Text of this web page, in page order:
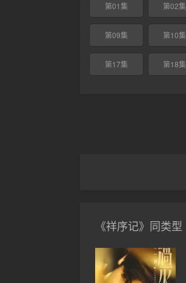
第01集 第02集
第09集 第10集
第17集 第18集
《祥序记》同类型